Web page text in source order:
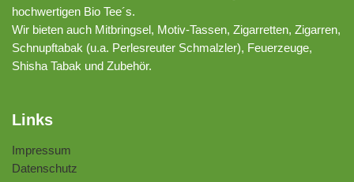
hochwertigen Bio Tee´s.
Wir bieten auch Mitbringsel, Motiv-Tassen, Zigarretten, Zigarren,
Schnupftabak (u.a. Perlesreuter Schmalzler), Feuerzeuge,
Shisha Tabak und Zubehör.
Links
Impressum
Datenschutz